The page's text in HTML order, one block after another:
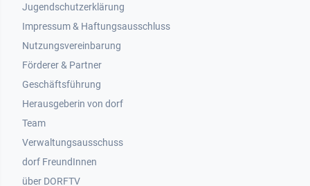
Jugendschutzerklärung
Impressum & Haftungsausschluss
Nutzungsvereinbarung
Footer 2
Förderer & Partner
Geschäftsführung
Herausgeberin von dorf
Team
Verwaltungsausschuss
dorf FreundInnen
Footer 3
über DORFTV